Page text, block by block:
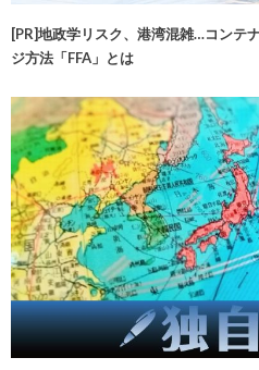
[PR]地政学リスク、港湾混雑…コンテ
ジ方法「FFA」とは